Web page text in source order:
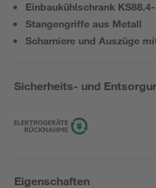
Einbaukühlschrank
Stangengriffe aus Metall
Scharniere und Auszüge
Sicherheits- und
Eigenschaften